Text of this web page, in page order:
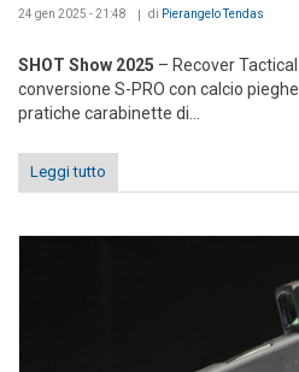
24 gen 2025 - 21:48 di Pierangelo Tendas
SHOT Show 2025 – Recover
conversione S-PRO con calcio
pratiche carabinette di...
Leggi tutto